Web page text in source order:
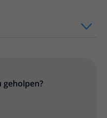
klik om te